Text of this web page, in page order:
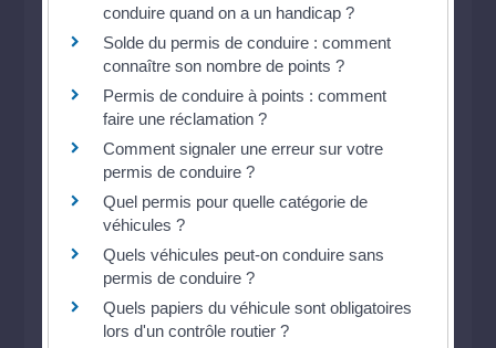
conduire quand on a un handicap ?
Solde du permis de conduire : comment
connaître son nombre de points ?
Permis de conduire à points : comment
faire une réclamation ?
Comment signaler une erreur sur votre
permis de conduire ?
Quel permis pour quelle catégorie de
véhicules ?
Quels véhicules peut-on conduire sans
permis de conduire ?
Quels papiers du véhicule sont obligatoires
lors d'un contrôle routier ?